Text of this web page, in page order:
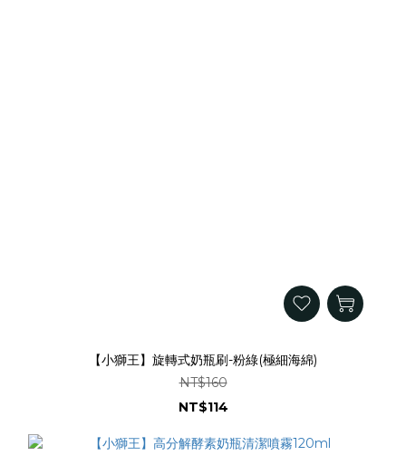
【小獅王】旋轉式奶瓶刷-粉綠(極細海綿)
NT$160
NT$114